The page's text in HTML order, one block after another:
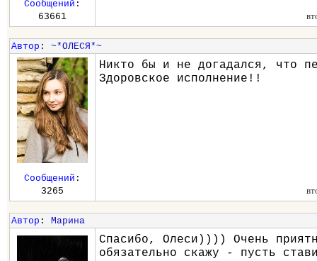
Сообщений :
63661
Автор : ~*ОЛЕСЯ*~
Никто бы и не догадался, что
Здоровское исполнение!!
Сообщений :
3265
Автор : Марина
Спасибо, Олеси)))) Очень
обязательно скажу - пусть